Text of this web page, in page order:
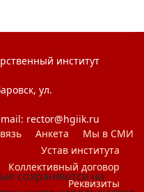
институт
ул.
rector@hgiik.ru
Анкета
Мы в СМИ
Устав института
Коллективный договор
Реквизиты
сохраняются на